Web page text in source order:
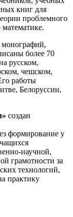
книг для
проблемного
монографий,
более 70
русском,
чешском,
работы
Белоруссии,
создан
формирование у
научной,
грамотности за
технологий,
практику